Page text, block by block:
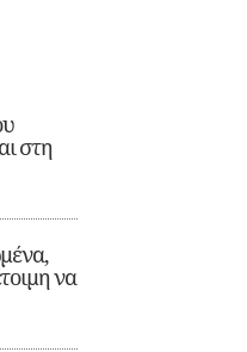
στη
να